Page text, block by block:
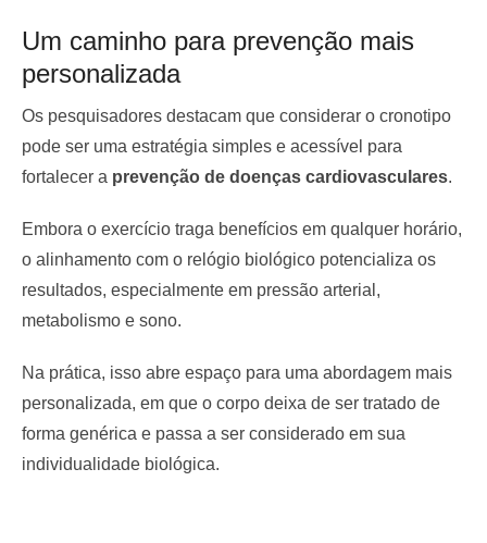
Um caminho para prevenção mais
personalizada
Os pesquisadores destacam que considerar o cronotipo
pode ser uma estratégia simples e acessível para
fortalecer a prevenção de doenças cardiovasculares.
Embora o exercício traga benefícios em qualquer horário,
o alinhamento com o relógio biológico potencializa os
resultados, especialmente em pressão arterial,
metabolismo e sono.
Na prática, isso abre espaço para uma abordagem mais
personalizada, em que o corpo deixa de ser tratado de
forma genérica e passa a ser considerado em sua
individualidade biológica.